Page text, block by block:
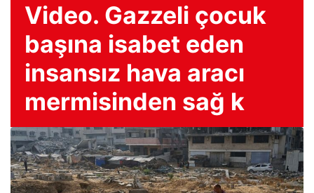
Video. Gazzeli çocuk
başına isabet eden
insansız hava aracı
mermisinden sağ k